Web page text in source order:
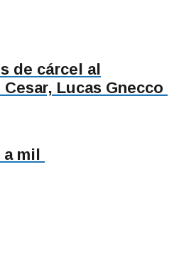
de cárcel al
Lucas Gnecco
a mil